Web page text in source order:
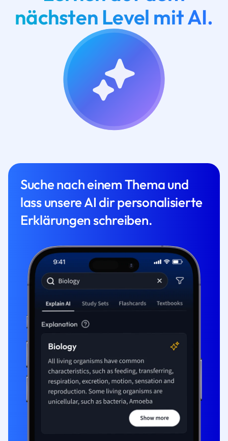
nächsten Level mit AI.
Suche nach einem Thema und
lass unsere AI dir personalisierte
Erklärungen schreiben.